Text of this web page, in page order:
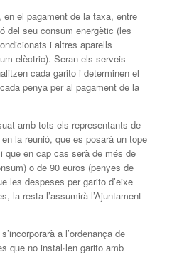
en el pagament de la taxa, entre
del seu consum energètic (les
i altres aparells
elèctric). Seran els serveis
cada garito i determinen el
penya per al pagament de la
amb tots els representants de
la reunió, que es posarà un tope
que en cap cas serà de més de
o de 90 euros (penyes de
les despeses per garito d’eixe
la resta l’assumirà l’Ajuntament
a l’ordenança de
que no instal·len garito amb